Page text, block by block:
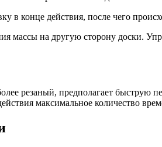
в конце действия, после чего
массы на другую сторону доски.
резаный, предполагает быструю
максимальное количество